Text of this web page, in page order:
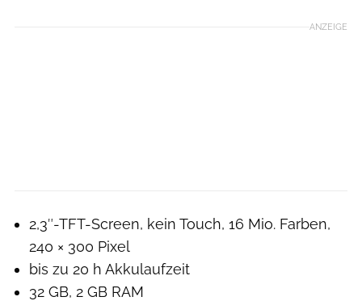
ANZEIGE
2,3″-TFT-Screen, kein Touch, 16 Mio. Farben,
240 × 300 Pixel
bis zu 20 h Akkulaufzeit
32 GB, 2 GB RAM